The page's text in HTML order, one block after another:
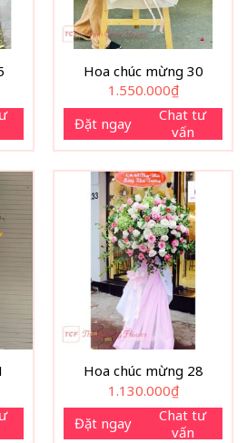
Hoa chúc mừng 30
1.550.000₫
Đặt ngay
Chat tư
vấn
Hoa chúc mừng 28
1.130.000₫
Đặt ngay
Chat tư
vấn